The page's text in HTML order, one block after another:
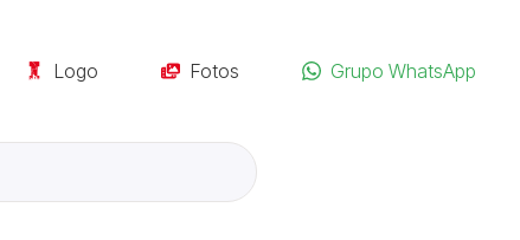
Logo Fotos Grupo WhatsApp